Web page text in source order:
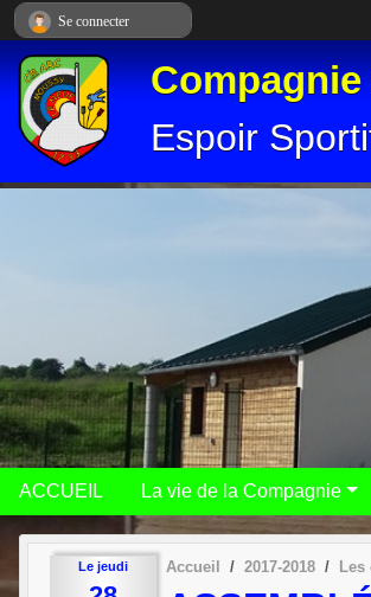
Espoir
ACCUEIL La vie de la Compagnie
Le jeudi Accueil 2017-2018 Les
Se connecter
Panneau de gestion des cookies